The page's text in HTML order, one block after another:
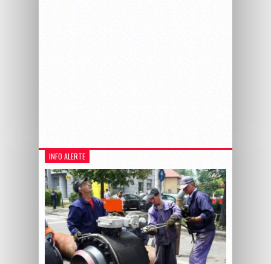
INFO ALERTE